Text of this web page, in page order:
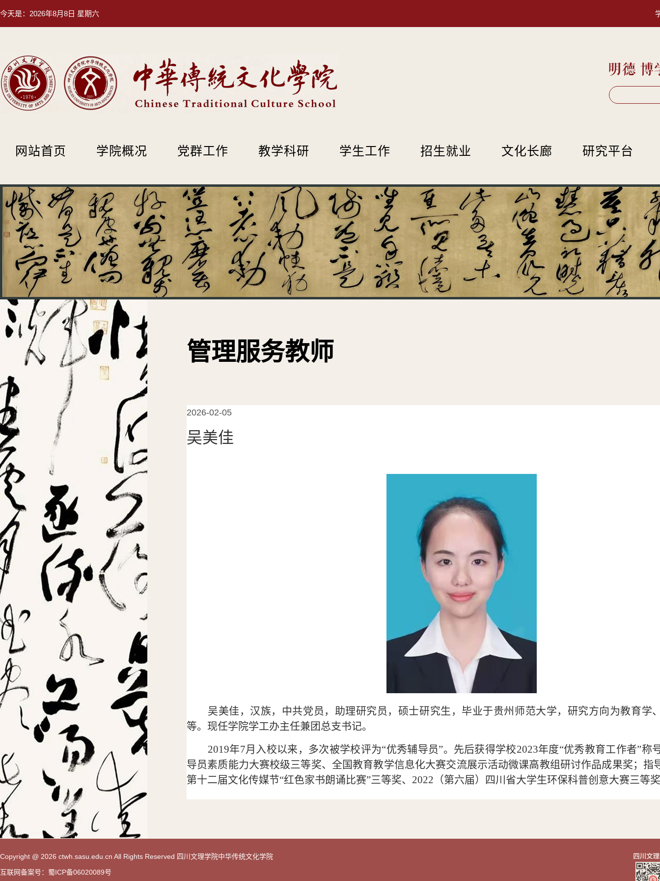
今天是： 2026年8月8日 星期六
网站首页 学院概况 党群工作 教学科研 学生工作 招生就业 文化长廊 研究平台
管理服务教师
2026-02-05
吴美佳
吴美佳，汉族，中共党员，助理研究员，硕士研究生，毕业于贵州师范大学，研究方向为教育学
等。现任学院学工办主任兼团总支书记。
2019年7月入校以来，多次被学校评为“优秀辅导员”。先后获得学校2023年度“优秀教育工作者”称
导员素质能力大赛校级三等奖、全国教育教学信息化大赛交流展示活动微课高教组研讨作品成果奖；指
第十二届文化传媒节“红色家书朗诵比赛”三等奖、 2022 （第六届）四川省大学生环保科普创意大赛三等
Copyright @ 2026 ctwh.sasu.edu.cn All Rights Reserved 四川文理学院中华传统文化学院
互联网备案号：蜀ICP备06020089号